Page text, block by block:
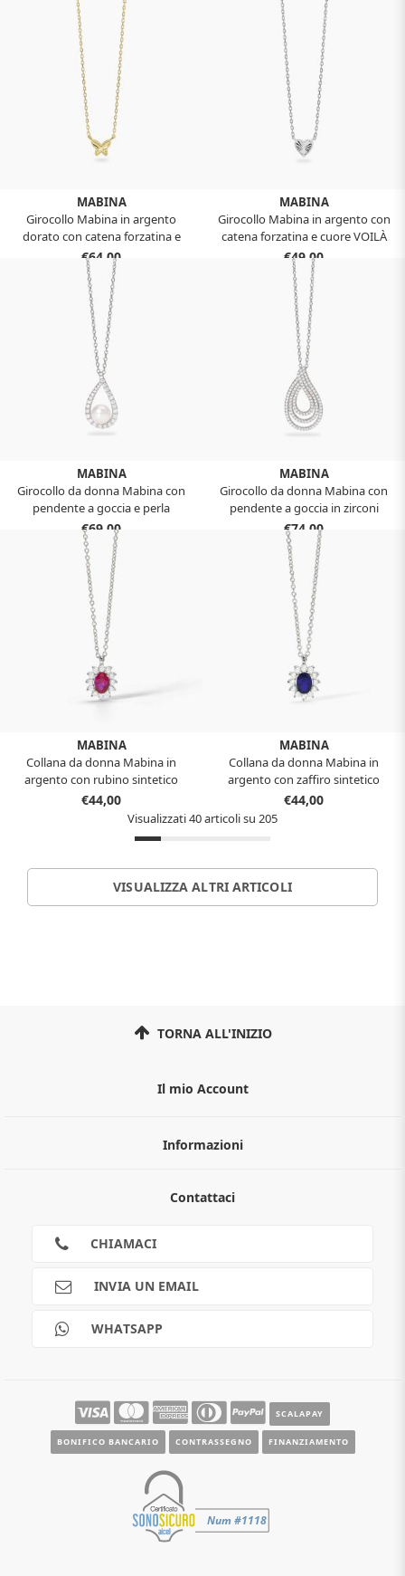
MABINA
Girocollo Mabina in argento
dorato con catena forzatina e
farfalla VOILÀ 553905
€64,00
MABINA
Girocollo Mabina in argento con
catena forzatina e cuore VOILÀ
553904
€49,00
MABINA
Girocollo da donna Mabina con
pendente a goccia e perla
coltivata ONE 553884
€69,00
MABINA
Girocollo da donna Mabina con
pendente a goccia in zirconi
GOCCIA DOPO GOCCIA 553883
€74,00
MABINA
Collana da donna Mabina in
argento con rubino sintetico
taglio ovale e zirconi 553647
€44,00
MABINA
Collana da donna Mabina in
argento con zaffiro sintetico
taglio ovale e zirconi 553646
€44,00
Visualizzati 40 articoli su 205
VISUALIZZA ALTRI ARTICOLI
TORNA ALL'INIZIO
Il mio Account
Informazioni
Guida all'acquisto
Scalapay
Contattaci
CHIAMACI
INVIA UN EMAIL
WHATSAPP
SCALAPAY
BONIFICO BANCARIO CONTRASSEGNO FINANZIAMENTO